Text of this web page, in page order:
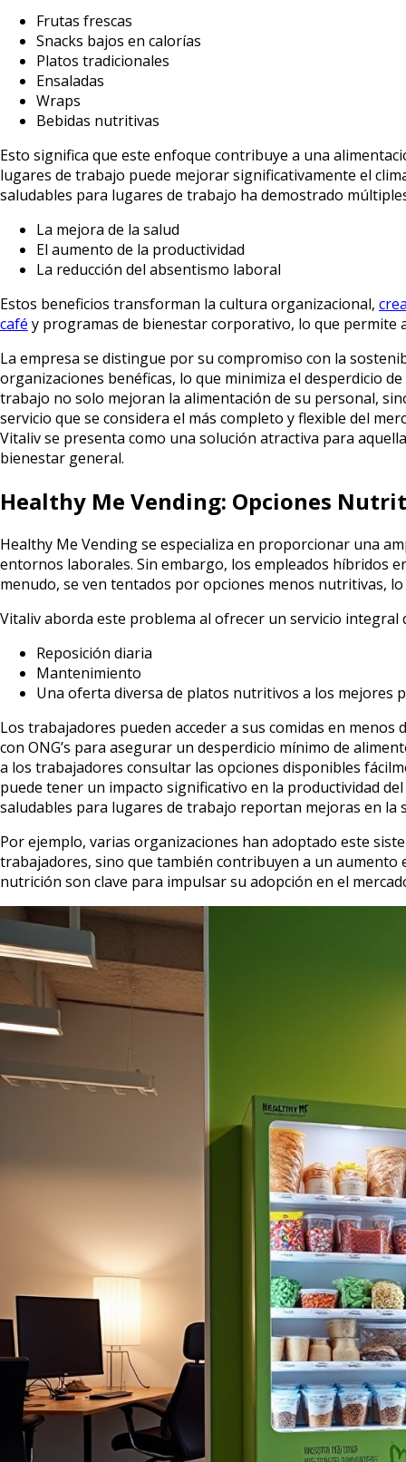
Frutas frescas
Snacks bajos en calorías
Platos tradicionales
Ensaladas
Wraps
Bebidas nutritivas
Esto significa que este enfoque contribuye a una
lugares de trabajo puede mejorar significativamente el
saludables para lugares de trabajo ha demostrado
La mejora de la salud
El aumento de la productividad
La reducción del absentismo laboral
Estos beneficios transforman la cultura organizacional,
café y programas de bienestar corporativo, lo que permite
La empresa se distingue por su compromiso con la
organizaciones benéficas, lo que minimiza el desperdicio
trabajo no solo mejoran la alimentación de su personal,
servicio que se considera el más completo y flexible del
Vitaliv se presenta como una solución atractiva para
bienestar general.
Healthy Me Vending: Opciones
Healthy Me Vending se especializa en proporcionar una
entornos laborales. Sin embargo, los empleados híbridos
menudo, se ven tentados por opciones menos nutritivas,
Vitaliv aborda este problema al ofrecer un servicio integral
Reposición diaria
Mantenimiento
Una oferta diversa de platos nutritivos a los mejores
Los trabajadores pueden acceder a sus comidas en
con ONG’s para asegurar un desperdicio mínimo de
a los trabajadores consultar las opciones disponibles
puede tener un impacto significativo en la productividad
saludables para lugares de trabajo reportan mejoras en la
Por ejemplo, varias organizaciones han adoptado este
trabajadores, sino que también contribuyen a un
nutrición son clave para impulsar su adopción en el